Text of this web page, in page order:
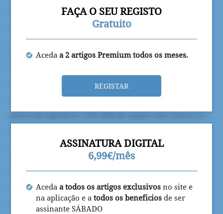
FAÇA O SEU REGISTO
Gratuito
Aceda a 2 artigos Premium todos os meses.
REGISTAR
ASSINATURA DIGITAL
6,99€/mês
Aceda a todos os artigos exclusivos no site e
na aplicação e a todos os beneficios de ser
assinante SÁBADO